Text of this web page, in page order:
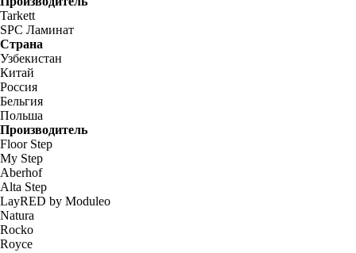
Tarkett
SPC Ламинат
Страна
Узбекистан
Китай
Россия
Бельгия
Польша
Производитель
Floor Step
My Step
Aberhof
Alta Step
LayRED by Moduleo
Natura
Rocko
Royce